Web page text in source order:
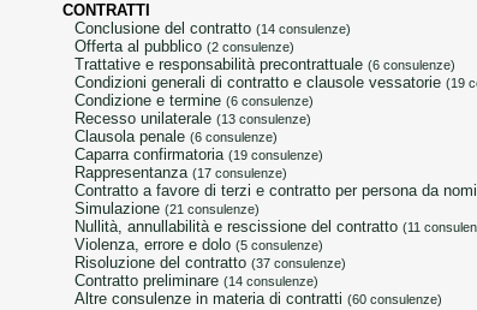
CONTRATTI
conclusione del contratto (14 consulenze)
offerta al pubblico (2 consulenze)
trattative e responsabilità precontrattuale (6 consulenze)
condizioni generali di contratto e clausole vessatorie (19
condizione e termine (6 consulenze)
recesso unilaterale (13 consulenze)
clausola penale (6 consulenze)
caparra confirmatoria (19 consulenze)
rappresentanza (17 consulenze)
contratto a favore di terzi e contratto per persona da
simulazione (21 consulenze)
nullità, annullabilità e rescissione del contratto (11
violenza, errore e dolo (5 consulenze)
risoluzione del contratto (37 consulenze)
contratto preliminare (14 consulenze)
altre consulenze in materia di contratti (60 consulenze)